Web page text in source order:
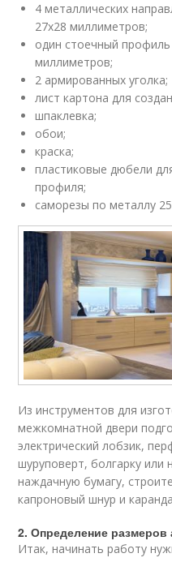
4 металлических
27х28 миллиметров;
один стоечный
миллиметров;
2 армированных уголка;
лист картона для
шпаклевка;
обои;
краска;
пластиковые дюбели
профиля;
саморезы по металлу
Из инструментов для
межкомнатной двери
электрический лобзик,
шуруповерт, болгарку
наждачную бумагу,
капроновый шнур и
2. Определение размеров
Итак, начинать работу